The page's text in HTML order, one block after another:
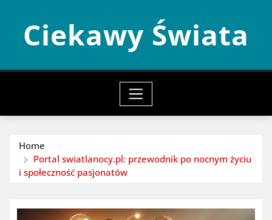
contentCiekawy Świata
Home
Portal swiatlanocy.pl: przewodnik po nocnym życiu
i społeczność pasjonatów